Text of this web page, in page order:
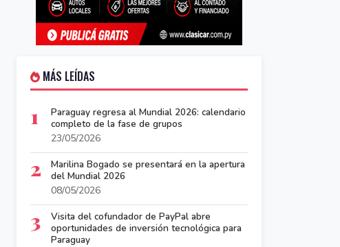
MÁS LEÍDAS
1
Paraguay regresa al Mundial 2026: calendario
completo de la fase de grupos
23/05/2026
2
Marilina Bogado se presentará en la apertura
del Mundial 2026
08/05/2026
3
Visita del cofundador de PayPal abre
oportunidades de inversión tecnológica para
Paraguay